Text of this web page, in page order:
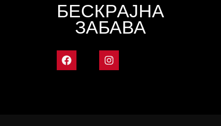
БЕСКРАЈНА
ЗАБАВА